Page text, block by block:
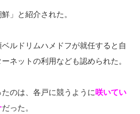
」 と紹介された。
ルドリムハメドフが就任すると自
ネットの利用なども認められた。
のは、各戸に競うように 咲いてい
だった。